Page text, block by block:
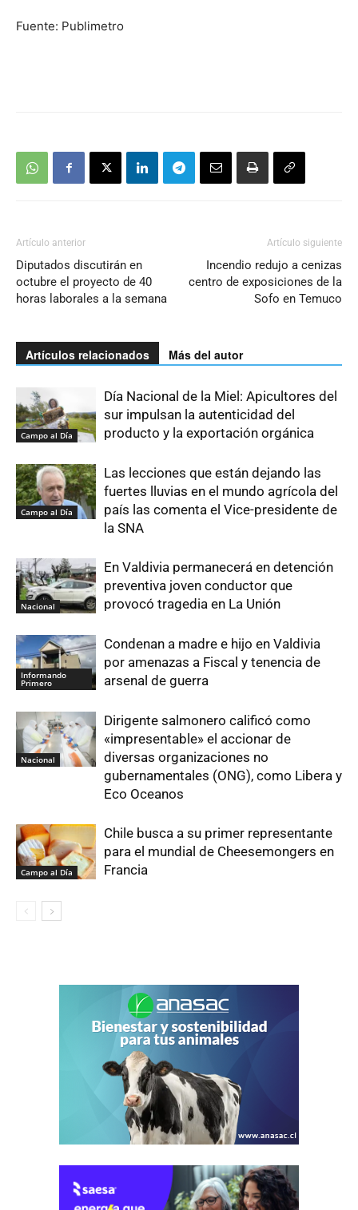
Fuente: Publimetro
Artículo anterior
Diputados discutirán en
octubre el proyecto de 40
horas laborales a la semana
Artículo siguiente
Incendio redujo a cenizas
centro de exposiciones de la
Sofo en Temuco
Artículos relacionados Más del autor
Campo al Día
Día Nacional de la Miel: Apicultores del
sur impulsan la autenticidad del
producto y la exportación orgánica
Campo al Día
Las lecciones que están dejando las
fuertes lluvias en el mundo agrícola del
país las comenta el Vice-presidente de
la SNA
Nacional
En Valdivia permanecerá en detención
preventiva joven conductor que
provocó tragedia en La Unión
Informando
Primero
Condenan a madre e hijo en Valdivia
por amenazas a Fiscal y tenencia de
arsenal de guerra
Nacional
Dirigente salmonero calificó como
«impresentable» el accionar de
diversas organizaciones no
gubernamentales (ONG), como Libera y
Eco Oceanos
Campo al Día
Chile busca a su primer representante
para el mundial de Cheesemongers en
Francia